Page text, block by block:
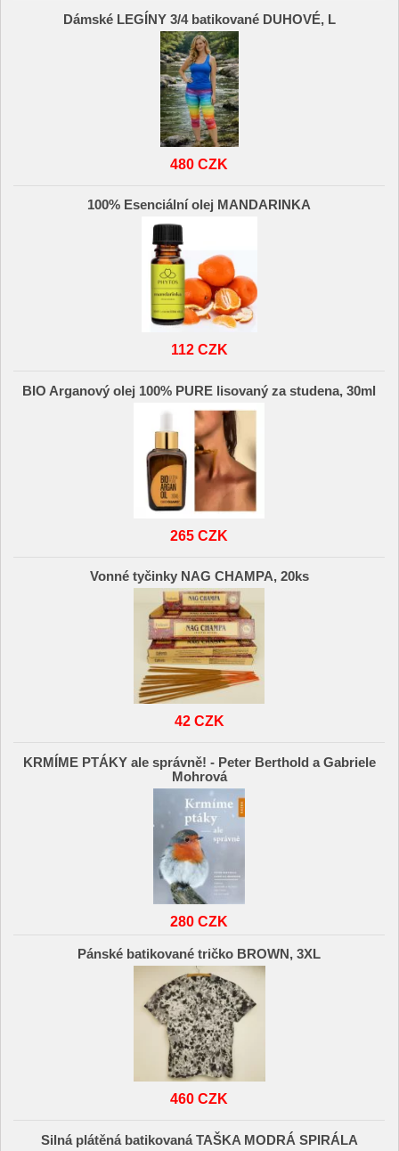
Dámské LEGÍNY 3/4 batikované DUHOVÉ, L
480 CZK
100% Esenciální olej MANDARINKA
112 CZK
BIO Arganový olej 100% PURE lisovaný za studena, 30ml
265 CZK
Vonné tyčinky NAG CHAMPA, 20ks
42 CZK
KRMÍME PTÁKY ale správně! - Peter Berthold a Gabriele
Mohrová
280 CZK
Pánské batikované tričko BROWN, 3XL
460 CZK
Silná plátěná batikovaná TAŠKA MODRÁ SPIRÁLA